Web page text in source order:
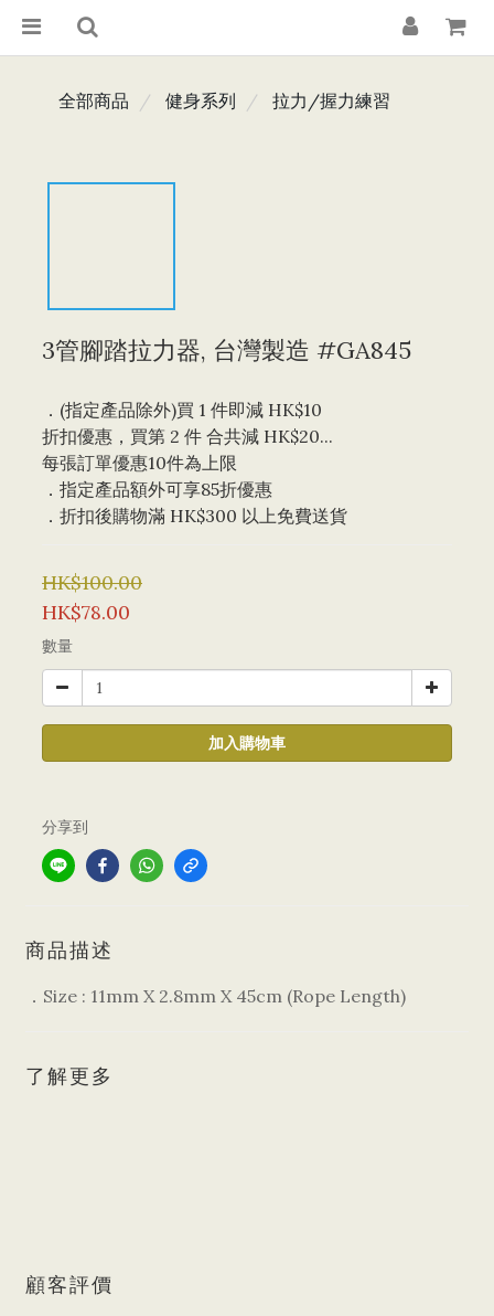
全部商品 健身系列 拉力/握力練習
3管腳踏拉力器, 台灣製造 #GA845
．(指定產品除外)買 1 件即減 HK$10
折扣優惠，買第 2 件 合共減 HK$20...
每張訂單優惠10件為上限
．指定產品額外可享85折優惠
．折扣後購物滿 HK$300 以上免費送貨
HK$100.00
HK$78.00
數量
加入購物車
分享到
商品描述
．Size : 11mm X 2.8mm X 45cm (Rope Length)
了解更多
顧客評價